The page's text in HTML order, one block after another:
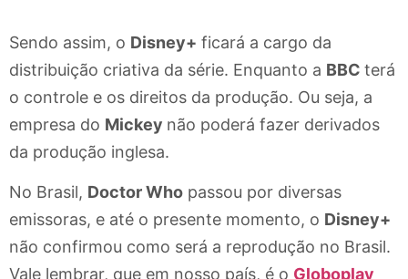
Sendo assim, o Disney+ ficará a cargo da
distribuição criativa da série. Enquanto a BBC terá
o controle e os direitos da produção. Ou seja, a
empresa do Mickey não poderá fazer derivados
da produção inglesa.
No Brasil, Doctor Who passou por diversas
emissoras, e até o presente momento, o Disney+
não confirmou como será a reprodução no Brasil.
Vale lembrar, que em nosso país, é o Globoplay